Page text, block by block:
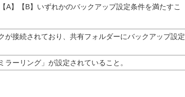
A】【B】いずれかのバックアップ設定条件を満たすこ
が接続されており、共有フォルダーにバックアップ設定
ラーリング」が設定されていること。